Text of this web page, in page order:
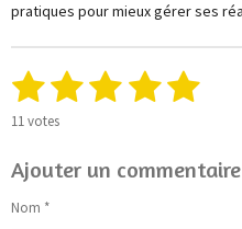
pratiques pour mieux gérer ses
É
a
u
a
t
1
é
t
o
2
é
t
o
3
t
o
4
t
o
5
t
o
E
e
11 votes
Ajouter un commentaire
Nom *